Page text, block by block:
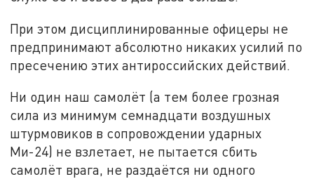
При этом дисциплинированные офицеры не
предпринимают абсолютно никаких усилий по
пресечению этих антироссийских действий.
Ни один наш самолёт (а тем более грозная
сила из минимум семнадцати воздушных
штурмовиков в сопровождении ударных
Ми-24) не взлетает, не пытается сбить
самолёт врага, не раздаётся ни одного